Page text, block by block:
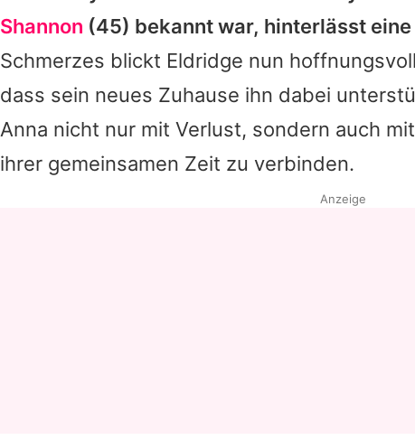
Shannon (45) bekannt war, hinterlässt eine
Schmerzes blickt Eldridge nun
dass sein neues Zuhause ihn dabei
Anna nicht nur mit Verlust, sondern auch
ihrer gemeinsamen Zeit zu verbinden.
Anzeige